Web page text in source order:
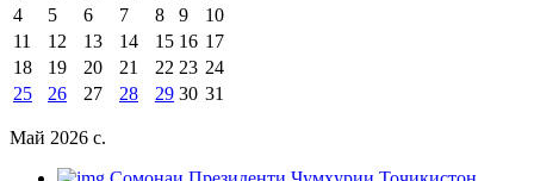
4
5 6 7 8 9
10
11
12 13 14 15 16 17
18
19 20 21 22 23 24
25
26 27 28 29 30 31
Май 2026 c.